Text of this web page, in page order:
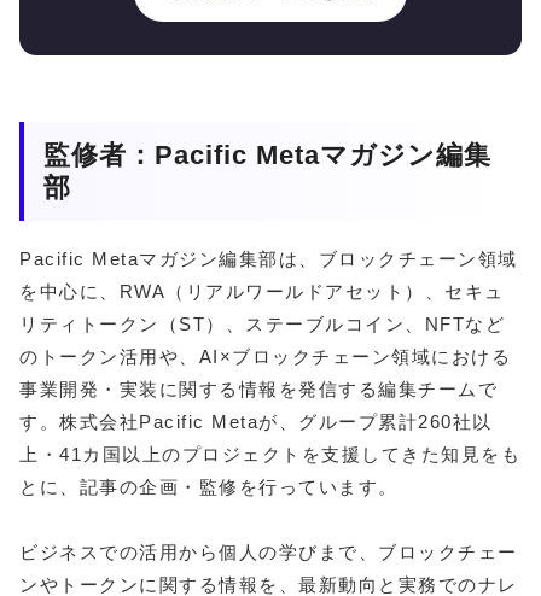
監修者：Pacific Metaマガジン編集
部
Pacific Metaマガジン編集部は、ブロックチェーン領域
を中心に、RWA（リアルワールドアセット）、セキュ
リティトークン（ST）、ステーブルコイン、NFTなど
のトークン活用や、AI×ブロックチェーン領域における
事業開発・実装に関する情報を発信する編集チームで
す。株式会社Pacific Metaが、グループ累計260社以
上・41カ国以上のプロジェクトを支援してきた知見をも
とに、記事の企画・監修を行っています。
ビジネスでの活用から個人の学びまで、ブロックチェー
ンやトークンに関する情報を、最新動向と実務でのナレ